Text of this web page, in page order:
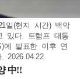
일(현지 시간) 백악
있다. 트럼프 대통
에 발표한 이후 연
2026.04.22.